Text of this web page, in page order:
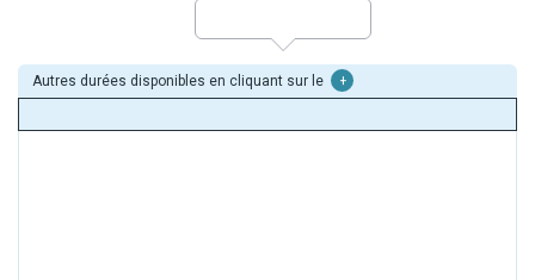
Autres durées disponibles en cliquant sur le +